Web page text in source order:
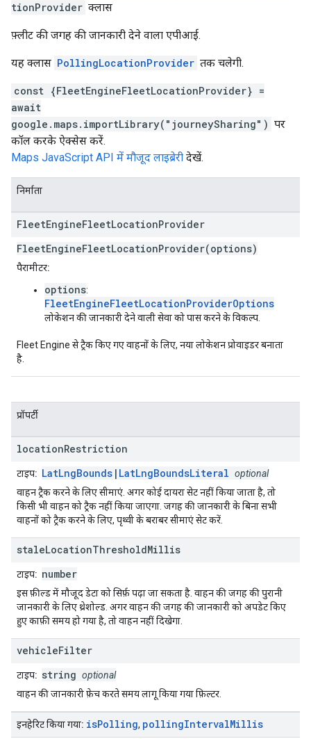
tionProvider क्लास
फ़्लीट की जगह की जानकारी देने वाला एपीआई.
यह क्लास PollingLocationProvider तक चलेगी.
const {FleetEngineFleetLocationProvider} =
await
google.maps.importLibrary("journeySharing") पर
कॉल करके ऐक्सेस करें.
Maps JavaScript API में मौजूद लाइब्रेरी देखें.
निर्माता
FleetEngineFleetLocationProvider
FleetEngineFleetLocationProvider(options)
पैरामीटर:
options:
FleetEngineFleetLocationProviderOptions
लोकेशन की जानकारी देने वाली सेवा को पास करने के विकल्प.
Fleet Engine से ट्रैक किए गए वाहनों के लिए, नया लोकेशन प्रोवाइडर बनाता
है.
प्रॉपर्टी
locationRestriction
टाइप: LatLngBounds | LatLngBoundsLiteral optional
वाहन ट्रैक करने के लिए सीमाएं. अगर कोई दायरा सेट नहीं किया जाता है, तो
किसी भी वाहन को ट्रैक नहीं किया जाएगा. जगह की जानकारी के बिना सभी
वाहनों को ट्रैक करने के लिए, पृथ्वी के बराबर सीमाएं सेट करें.
staleLocationThresholdMillis
टाइप: number
इस फ़ील्ड में मौजूद डेटा को सिर्फ़ पढ़ा जा सकता है. वाहन की जगह की पुरानी
जानकारी के लिए थ्रेशोल्ड. अगर वाहन की जगह की जानकारी को अपडेट किए
हुए काफ़ी समय हो गया है, तो वाहन नहीं दिखेगा.
vehicleFilter
टाइप: string optional
वाहन की जानकारी फ़ेच करते समय लागू किया गया फ़िल्टर.
इनहेरिट किया गया: isPolling, pollingIntervalMillis